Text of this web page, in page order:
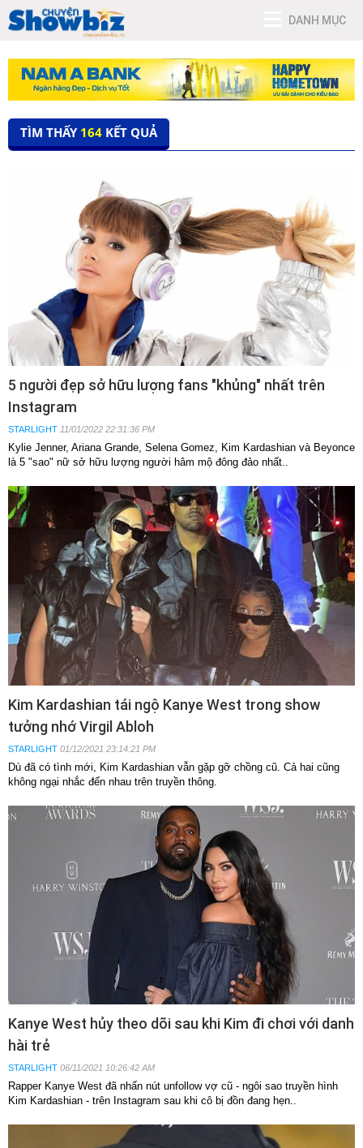
DANH MỤC
TÌM THẤY 164 KẾT QUẢ
5 người đẹp sở hữu lượng fans "khủng" nhất trên
Instagram
STARLIGHT 11/01/2022 22:31:36 PM
Kylie Jenner, Ariana Grande, Selena Gomez, Kim Kardashian và Beyonce
là 5 "sao" nữ sở hữu lượng người hâm mộ đông đảo nhất..
Kim Kardashian tái ngộ Kanye West trong show
tưởng nhớ Virgil Abloh
STARLIGHT 01/12/2021 23:14:21 PM
Dù đã có tình mới, Kim Kardashian vẫn gặp gỡ chồng cũ. Cả hai cũng
không ngại nhắc đến nhau trên truyền thông.
Kanye West hủy theo dõi sau khi Kim đi chơi với danh
hài trẻ
STARLIGHT 06/11/2021 10:26:42 AM
Rapper Kanye West đã nhấn nút unfollow vợ cũ - ngôi sao truyền hình
Kim Kardashian - trên Instagram sau khi cô bị đồn đang hẹn..